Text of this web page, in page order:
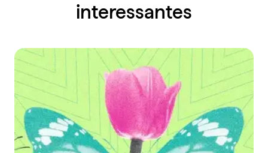
interessantes